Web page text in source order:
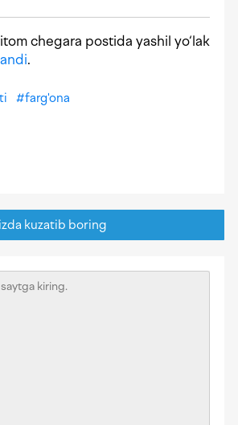
chegara postida yashil yo‘lak
.
#farg'ona
kuzatib boring